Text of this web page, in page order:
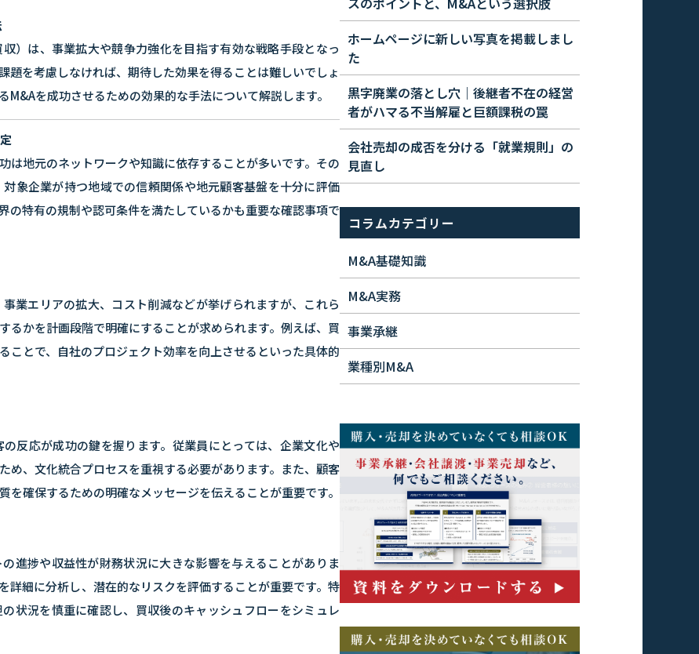
）は、事業拡大や競争力強化を目指す有効な戦略手段となっ
題を考慮しなければ、期待した効果を得ることは難しいでしょ
M&Aを成功させるための効果的な手法について解説します。
は地元のネットワークや知識に依存することが多いです。その
象企業が持つ地域での信頼関係や地元顧客基盤を十分に評価
の特有の規制や認可条件を満たしているかも重要な確認事項で
業エリアの拡大、コスト削減などが挙げられますが、これら
るかを計画段階で明確にすることが求められます。例えば、買
ことで、自社のプロジェクト効率を向上させるといった具体的
反応が成功の鍵を握ります。従業員にとっては、企業文化や
め、文化統合プロセスを重視する必要があります。また、顧客
を確保するための明確なメッセージを伝えることが重要です。
進捗や収益性が財務状況に大きな影響を与えることがありま
詳細に分析し、潜在的なリスクを評価することが重要です。特
状況を慎重に確認し、買収後のキャッシュフローをシミュレ
ホームページに新しい写真を掲載しまし
た
黒字廃業の落とし穴｜後継者不在の経営
者がハマる不当解雇と巨額課税の罠
会社売却の成否を分ける「就業規則」の
見直し
コラムカテゴリー
M&A基礎知識
M&A実務
事業承継
業種別M&A